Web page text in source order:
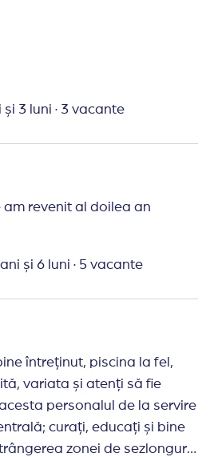
Urat! Sper sa va pierdeti toti
sa luati bani si pe
in conditiile in care
la mare, nu la piscina!!
și 3 luni · 3 vacante
revenit al doilea an
și 6 luni · 5 vacante
întreținut, piscina la fel,
variata și atenți să fie
personalul de la servire
curați, educați și bine
zonei de sezlonguri